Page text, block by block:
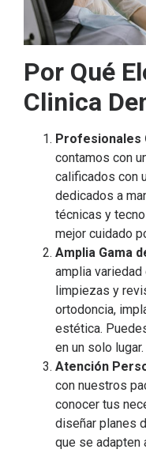
Por Qué
Clinica
Profesionales
contamos con
calificados con
dedicados a
técnicas y
mejor cuidado
Amplia Gama
amplia
limpiezas y
ortodoncia,
estética.
en un solo lugar.
Atención
con nuestros
conocer tus
diseñar planes
que se adapten